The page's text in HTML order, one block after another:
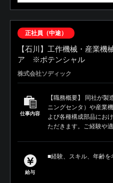
正社員（中途）
【石川】工作機械・産業機
ア ※ポテンシャル
株式会社ソディック
仕事内容
【職務概要】 同社が
ニングセンタ）や産業
よび各種構成部品にお
ただきます。ご経験や
給与
■経験、スキル、年齢